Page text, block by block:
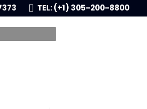
TEL: (+1) 305-200-8800